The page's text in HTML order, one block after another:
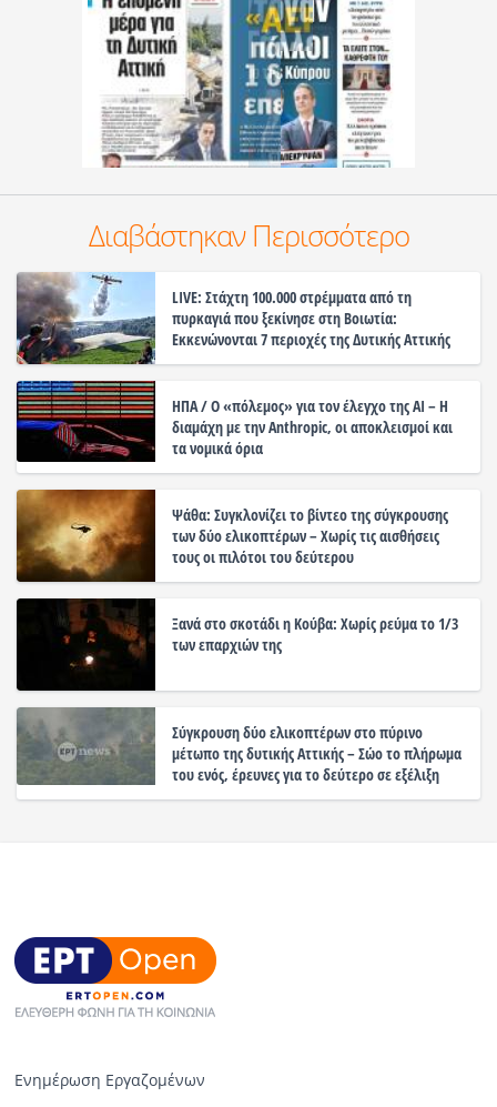
Διαβάστηκαν Περισσότερο
LIVE: Στάχτη 100.000 στρέμματα από τη
πυρκαγιά που ξεκίνησε στη Βοιωτία:
Εκκενώνονται 7 περιοχές της Δυτικής Αττικής
ΗΠΑ / Ο «πόλεμος» για τον έλεγχο της ΑΙ – Η
διαμάχη με την Anthropic, οι αποκλεισμοί και
τα νομικά όρια
Ψάθα: Συγκλονίζει το βίντεο της σύγκρουσης
των δύο ελικοπτέρων – Χωρίς τις αισθήσεις
τους οι πιλότοι του δεύτερου
Ξανά στο σκοτάδι η Κούβα: Χωρίς ρεύμα το 1/3
των επαρχιών της
Σύγκρουση δύο ελικοπτέρων στο πύρινο
μέτωπο της δυτικής Αττικής – Σώο το πλήρωμα
του ενός, έρευνες για το δεύτερο σε εξέλιξη
Ενημέρωση Εργαζομένων